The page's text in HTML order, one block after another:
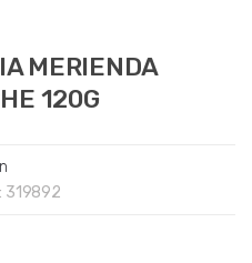
MERIENDA
120G
319892